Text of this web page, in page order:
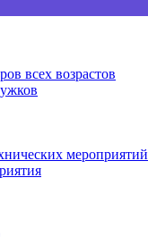
всех возрастов
мероприятий